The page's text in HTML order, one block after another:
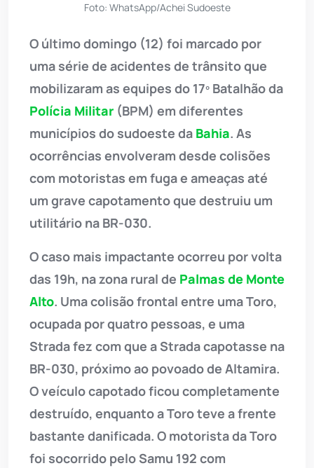
Foto: WhatsApp/Achei Sudoeste
O último domingo (12) foi marcado por
uma série de acidentes de trânsito que
mobilizaram as equipes do 17º Batalhão da
Polícia Militar (BPM) em diferentes
municípios do sudoeste da Bahia. As
ocorrências envolveram desde colisões
com motoristas em fuga e ameaças até
um grave capotamento que destruiu um
utilitário na BR-030.
O caso mais impactante ocorreu por volta
das 19h, na zona rural de Palmas de Monte
Alto. Uma colisão frontal entre uma Toro,
ocupada por quatro pessoas, e uma
Strada fez com que a Strada capotasse na
BR-030, próximo ao povoado de Altamira.
O veículo capotado ficou completamente
destruído, enquanto a Toro teve a frente
bastante danificada. O motorista da Toro
foi socorrido pelo Samu 192 com